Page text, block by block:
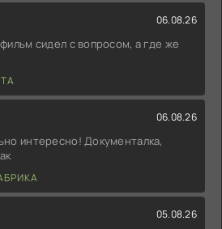
06.08.26
сидел с вопросом, а где же
06.08.26
интересно! Документалка,
05.08.26